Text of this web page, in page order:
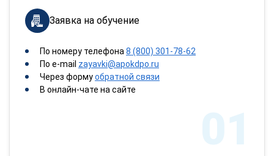
Заявка на обучение
По номеру телефона 8 (800) 301-78-62
По e-mail zayavki@apokdpo.ru
Через формуобратной связи
В онлайн-чате на сайте
01